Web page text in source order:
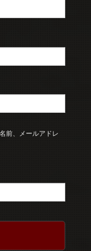
前、メールアドレ